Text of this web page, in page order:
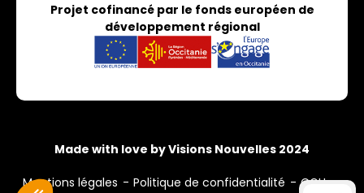
Projet cofinancé par le fonds européen de
développement régional
Made with love by Visions Nouvelles 2024
Mentions légales Politique de confidentialité
CGU